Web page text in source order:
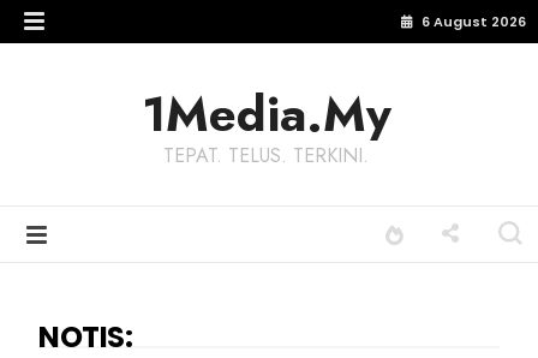
6 August 2026
1Media.My
TEPAT. TELUS. TERKINI.
NOTIS: